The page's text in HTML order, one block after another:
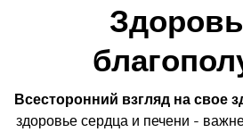
Всесторонний взгляд на свое
здоровье сердца и печени -